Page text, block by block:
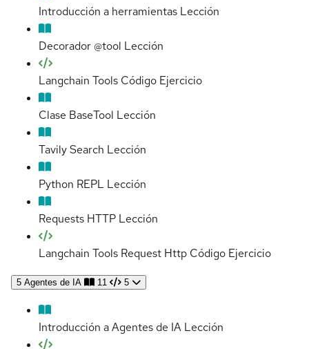
Introducción a herramientas Lección
Decorador @tool Lección
Langchain Tools Código Ejercicio
Clase BaseTool Lección
Tavily Search Lección
Python REPL Lección
Requests HTTP Lección
Langchain Tools Request Http Código Ejercicio
5 Agentes de IA 11 5
Introducción a Agentes de IA Lección